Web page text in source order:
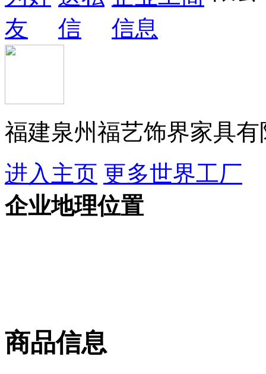
福建泉州福艺饰界家具有
进入主页 更多世界工厂
企业地理位置
商品信息